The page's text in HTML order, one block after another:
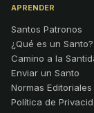
APRENDER
Santos Patronos
¿Qué es un Santo?
Camino a la
Enviar un Santo
Normas
Política de